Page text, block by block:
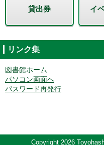
貸出券 イ
リンク集
図書館ホーム
パソコン画面へ
パスワード再発行
Copyright 2026